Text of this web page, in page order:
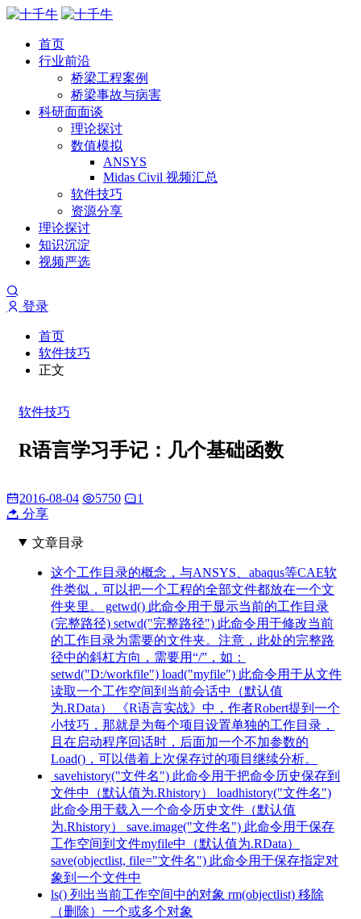
首页
行业前沿
桥梁工程案例
桥梁事故与病害
科研面面谈
理论探讨
数值模拟
ANSYS
Midas Civil 视频汇总
软件技巧
资源分享
理论探讨
知识沉淀
视频严选
登录
首页
软件技巧
正文
软件技巧
R语言学习手记：几个基础函数
2016-08-04 5750
1
分享
文章目录
这个工作目录的概念，与ANSYS、abaqus等CAE软
件类似，可以把一个工程的全部文件都放在一个文
件夹里。 getwd() 此命令用于显示当前的工作目录
(完整路径) setwd("完整路径") 此命令用于修改当前
的工作目录为需要的文件夹。注意，此处的完整路
径中的斜杠方向，需要用“/”，如：
setwd("D:/workfile") load("myfile") 此命令用于从文件
读取一个工作空间到当前会话中（默认值
为.RData） 《R语言实战》中，作者Robert提到一个
小技巧，那就是为每个项目设置单独的工作目录，
且在启动程序回话时，后面加一个不加参数的
Load()，可以借着上次保存过的项目继续分析。
savehistory("文件名") 此命令用于把命令历史保存到
文件中（默认值为.Rhistory） loadhistory("文件名")
此命令用于载入一个命令历史文件（默认值
为.Rhistory） save.image("文件名") 此命令用于保存
工作空间到文件myfile中（默认值为.RData）
save(objectlist, file="文件名") 此命令用于保存指定对
象到一个文件中
ls() 列出当前工作空间中的对象 rm(objectlist) 移除
（删除）一个或多个对象